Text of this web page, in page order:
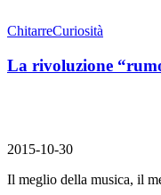
ChitarreCuriosità
La rivoluzione
2015-10-30
Il meglio della musica, il